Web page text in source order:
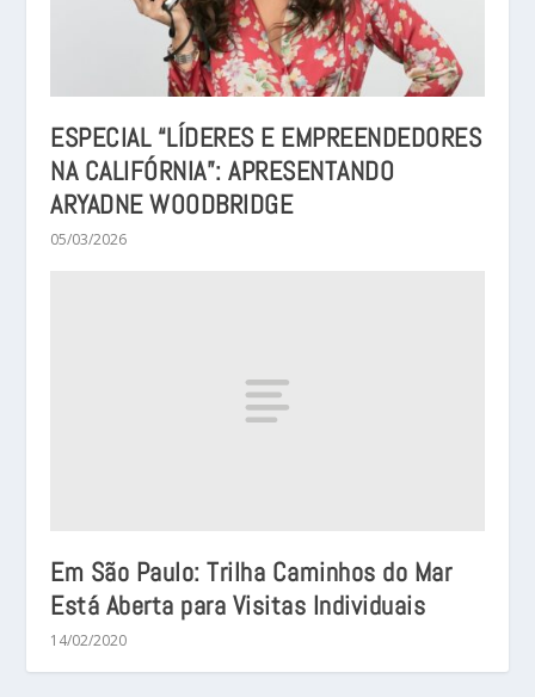
ESPECIAL “LÍDERES E EMPREENDEDORES
NA CALIFÓRNIA”: APRESENTANDO
ARYADNE WOODBRIDGE
05/03/2026
Em São Paulo: Trilha Caminhos do Mar
Está Aberta para Visitas Individuais
14/02/2020